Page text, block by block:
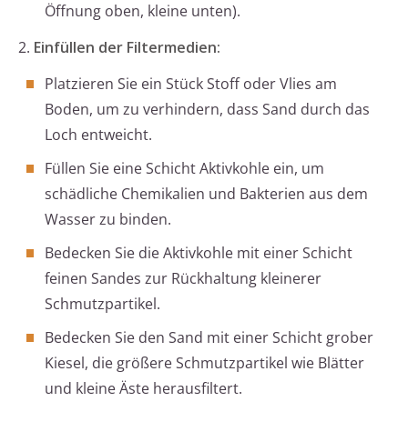
Öffnung oben, kleine unten).
2. Einfüllen der Filtermedien:
Platzieren Sie ein Stück Stoff oder Vlies am
Boden, um zu verhindern, dass Sand durch das
Loch entweicht.
Füllen Sie eine Schicht Aktivkohle ein, um
schädliche Chemikalien und Bakterien aus dem
Wasser zu binden.
Bedecken Sie die Aktivkohle mit einer Schicht
feinen Sandes zur Rückhaltung kleinerer
Schmutzpartikel.
Bedecken Sie den Sand mit einer Schicht grober
Kiesel, die größere Schmutzpartikel wie Blätter
und kleine Äste herausfiltert.